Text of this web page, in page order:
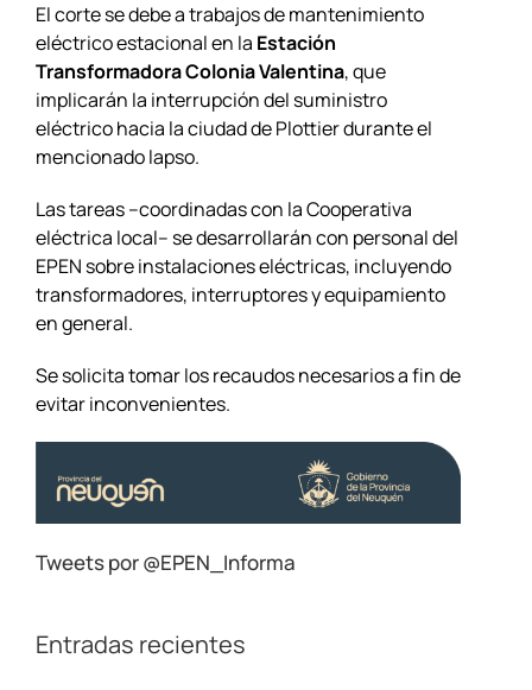
El corte se debe a trabajos de mantenimiento
eléctrico estacional en la Estación
Transformadora Colonia Valentina, que
implicarán la interrupción del suministro
eléctrico hacia la ciudad de Plottier durante el
mencionado lapso.
Las tareas –coordinadas con la Cooperativa
eléctrica local– se desarrollarán con personal del
EPEN sobre instalaciones eléctricas, incluyendo
transformadores, interruptores y equipamiento
en general.
Se solicita tomar los recaudos necesarios a fin de
evitar inconvenientes.
Tweets por @EPEN_Informa
Entradas recientes